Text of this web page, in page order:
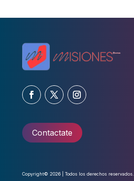
Contactate
Copyright© 2026 | Todos los derechos reservados.